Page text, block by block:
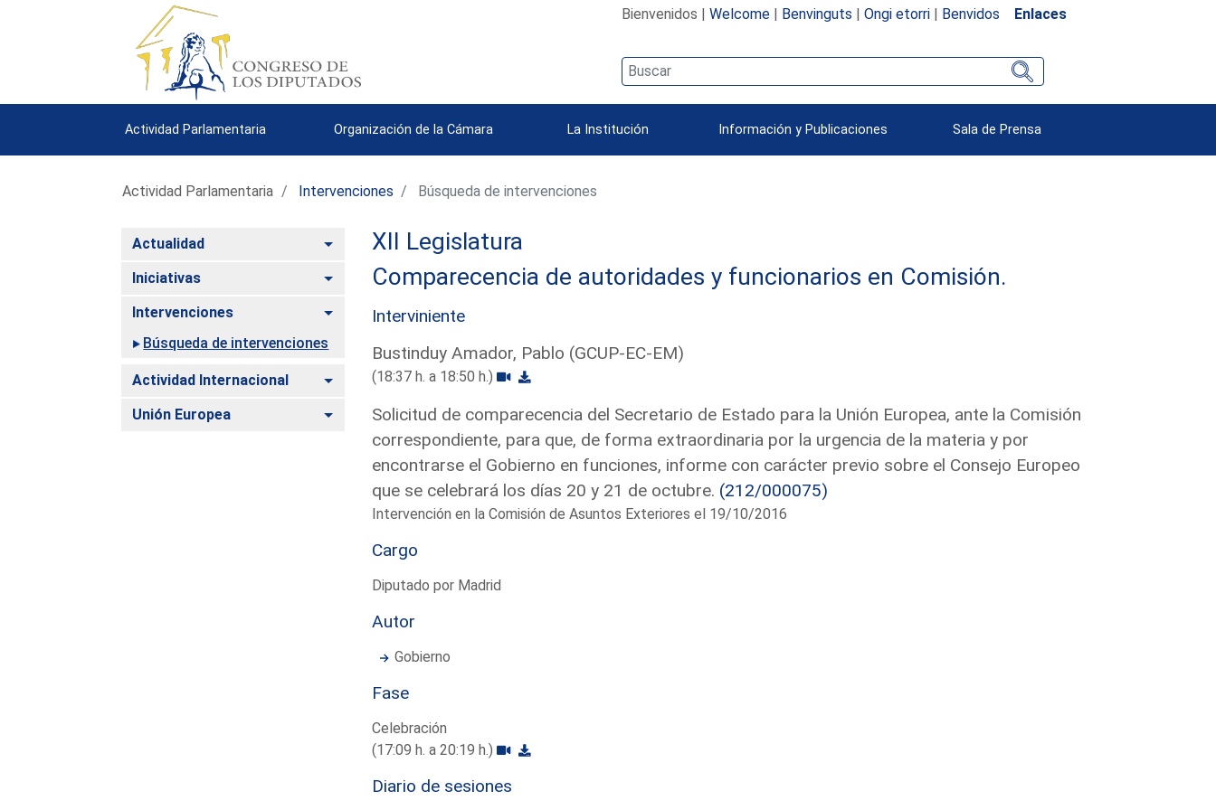
Bienvenidos | Welcome| Benvinguts | Ongi etorri| Benvidos Enlaces
Actividad Parlamentaria Organización de la Cámara La Institución Información y Publicaciones Sala de Prensa
Actividad Parlamentaria Intervenciones Búsqueda de intervenciones
Actualidad Alternar
Iniciativas Alternar
Intervenciones
Alternar
Búsqueda de intervenciones
Actividad Internacional Alternar
Unión Europea Alternar
XII Legislatura
Comparecencia de autoridades y funcionarios en Comisión.
Interviniente
Bustinduy Amador, Pablo (GCUP-EC-EM)
(18:37 h. a 18:50 h.)
Solicitud de comparecencia del Secretario de Estado para la Unión Europea, ante la Comisión
correspondiente, para que, de forma extraordinaria por la urgencia de la materia y por
encontrarse el Gobierno en funciones, informe con carácter previo sobre el Consejo Europeo
que se celebrará los días 20 y 21 de octubre. (212/000075)
Intervención en la Comisión de Asuntos Exteriores el 19/10/2016
Cargo
Diputado por Madrid
Autor
Gobierno
Fase
Celebración
(17:09 h. a 20:19 h.)
Diario de sesiones